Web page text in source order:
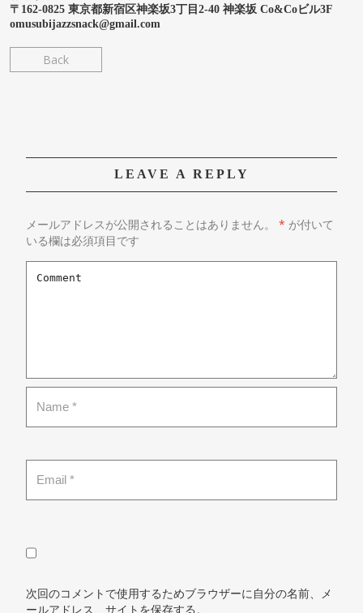
〒162-0825 東京都新宿区神楽坂3丁目2-40 神楽坂 Co&Coビル3F
omusubijazzsnack@gmail.com
Back
LEAVE A REPLY
メールアドレスが公開されることはありません。 * が付いて
いる欄は必須項目です
次回のコメントで使用するためブラウザーに自分の名前、メ
ールアドレス、サイトを保存する。